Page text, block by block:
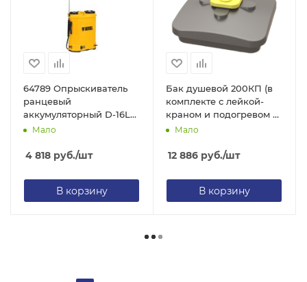
64789 Опрыскиватель
ранцевый
аккумуляторный D-16LA,
16 л, 12 В, 8 Ач// Denzel
Мало
4 818 руб./шт
В корзину
Бак душевой 200КП (в
комплекте с лейкой-
краном и подогревом 2
КВт)Мало
12 886 руб./шт
В корзину